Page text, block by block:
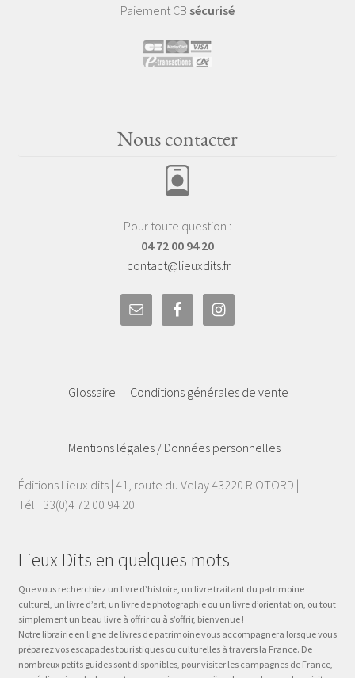
Paiement CB sécurisé
Nous contacter
Pour toute question :
04 72 00 94 20
contact@lieuxdits.fr
Glossaire Conditions générales de vente
Mentions légales / Données personnelles
Éditions Lieux dits | 41, route du Velay 43220 RIOTORD |
Tél +33(0)4 72 00 94 20
Lieux Dits en quelques mots
Que vous recherchiez un livre d’histoire, un livre traitant du patrimoine
culturel, un livre d’art, un livre de photographie ou un livre d’orientation, ou tout
simplement un beau livre à offrir ou à s’offrir, bienvenue !
Notre librairie en ligne de livres de patrimoine vous accompagnera lorsque vous
préparez vos escapades touristiques ou culturelles à travers la France. De
nombreux petits guides sont disponibles, pour visiter les campagnes de France,